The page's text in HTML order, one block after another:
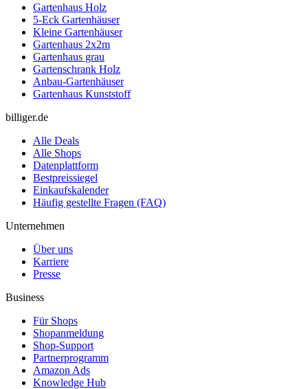
Gartenhaus Holz
5-Eck Gartenhäuser
Kleine Gartenhäuser
Gartenhaus 2x2m
Gartenhaus grau
Gartenschrank Holz
Anbau-Gartenhäuser
Gartenhaus Kunststoff
billiger.de
Alle Deals
Alle Shops
Datenplattform
Bestpreissiegel
Einkaufskalender
Häufig gestellte Fragen (FAQ)
Unternehmen
Über uns
Karriere
Presse
Business
Für Shops
Shopanmeldung
Shop-Support
Partnerprogramm
Amazon Ads
Knowledge Hub